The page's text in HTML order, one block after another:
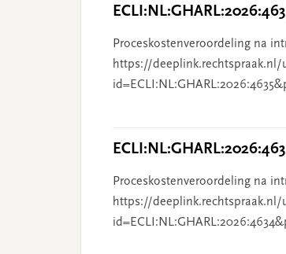
Proceskostenveroordeling na
https://deeplink.rechtspraak.nl/
Proceskostenveroordeling na
https://deeplink.rechtspraak.nl/